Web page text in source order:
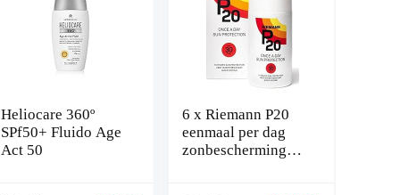
Heliocare 360º
SPf50+ Fluido Age
Act 50
6 x Riemann P20
eenmaal per dag
zonbescherming